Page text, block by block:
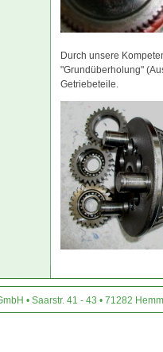
Durch unsere
"Grundüberholung"
Getriebeteile.
• Saarstr. 41 - 43 • 71282